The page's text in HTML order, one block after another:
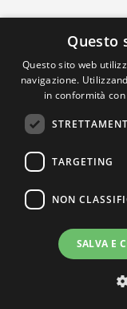
Questo
Questo sito web
navigazione.
in conformità
TARGETING
NON
SALVA E